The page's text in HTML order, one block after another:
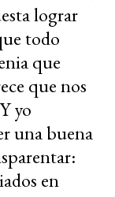
lograr
todo
que
que nos
yo
una buena
en